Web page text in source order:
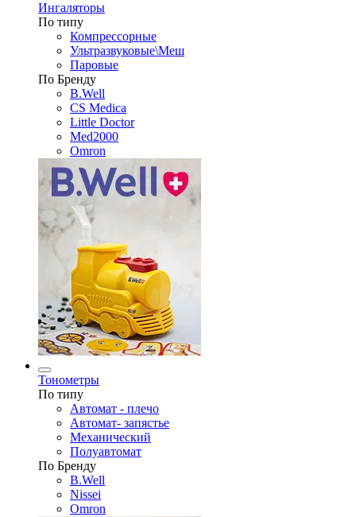
Ингаляторы
По типу
Компрессорные
Ультразвуковые\Меш
Паровые
По Бренду
B.Well
CS Medica
Little Doctor
Med2000
Omron
Тонометры
По типу
Автомат - плечо
Автомат- запястье
Механический
Полуавтомат
По Бренду
B.Well
Nissei
Omron